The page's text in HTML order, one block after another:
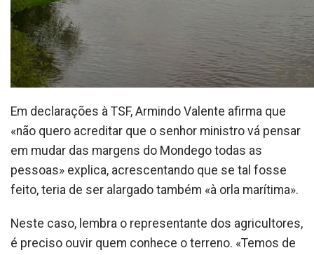
Em declarações à TSF, Armindo Valente afirma que
«não quero acreditar que o senhor ministro vá pensar
em mudar das margens do Mondego todas as
pessoas» explica, acrescentando que se tal fosse
feito, teria de ser alargado também «à orla marítima».
Neste caso, lembra o representante dos agricultores,
é preciso ouvir quem conhece o terreno. «Temos de